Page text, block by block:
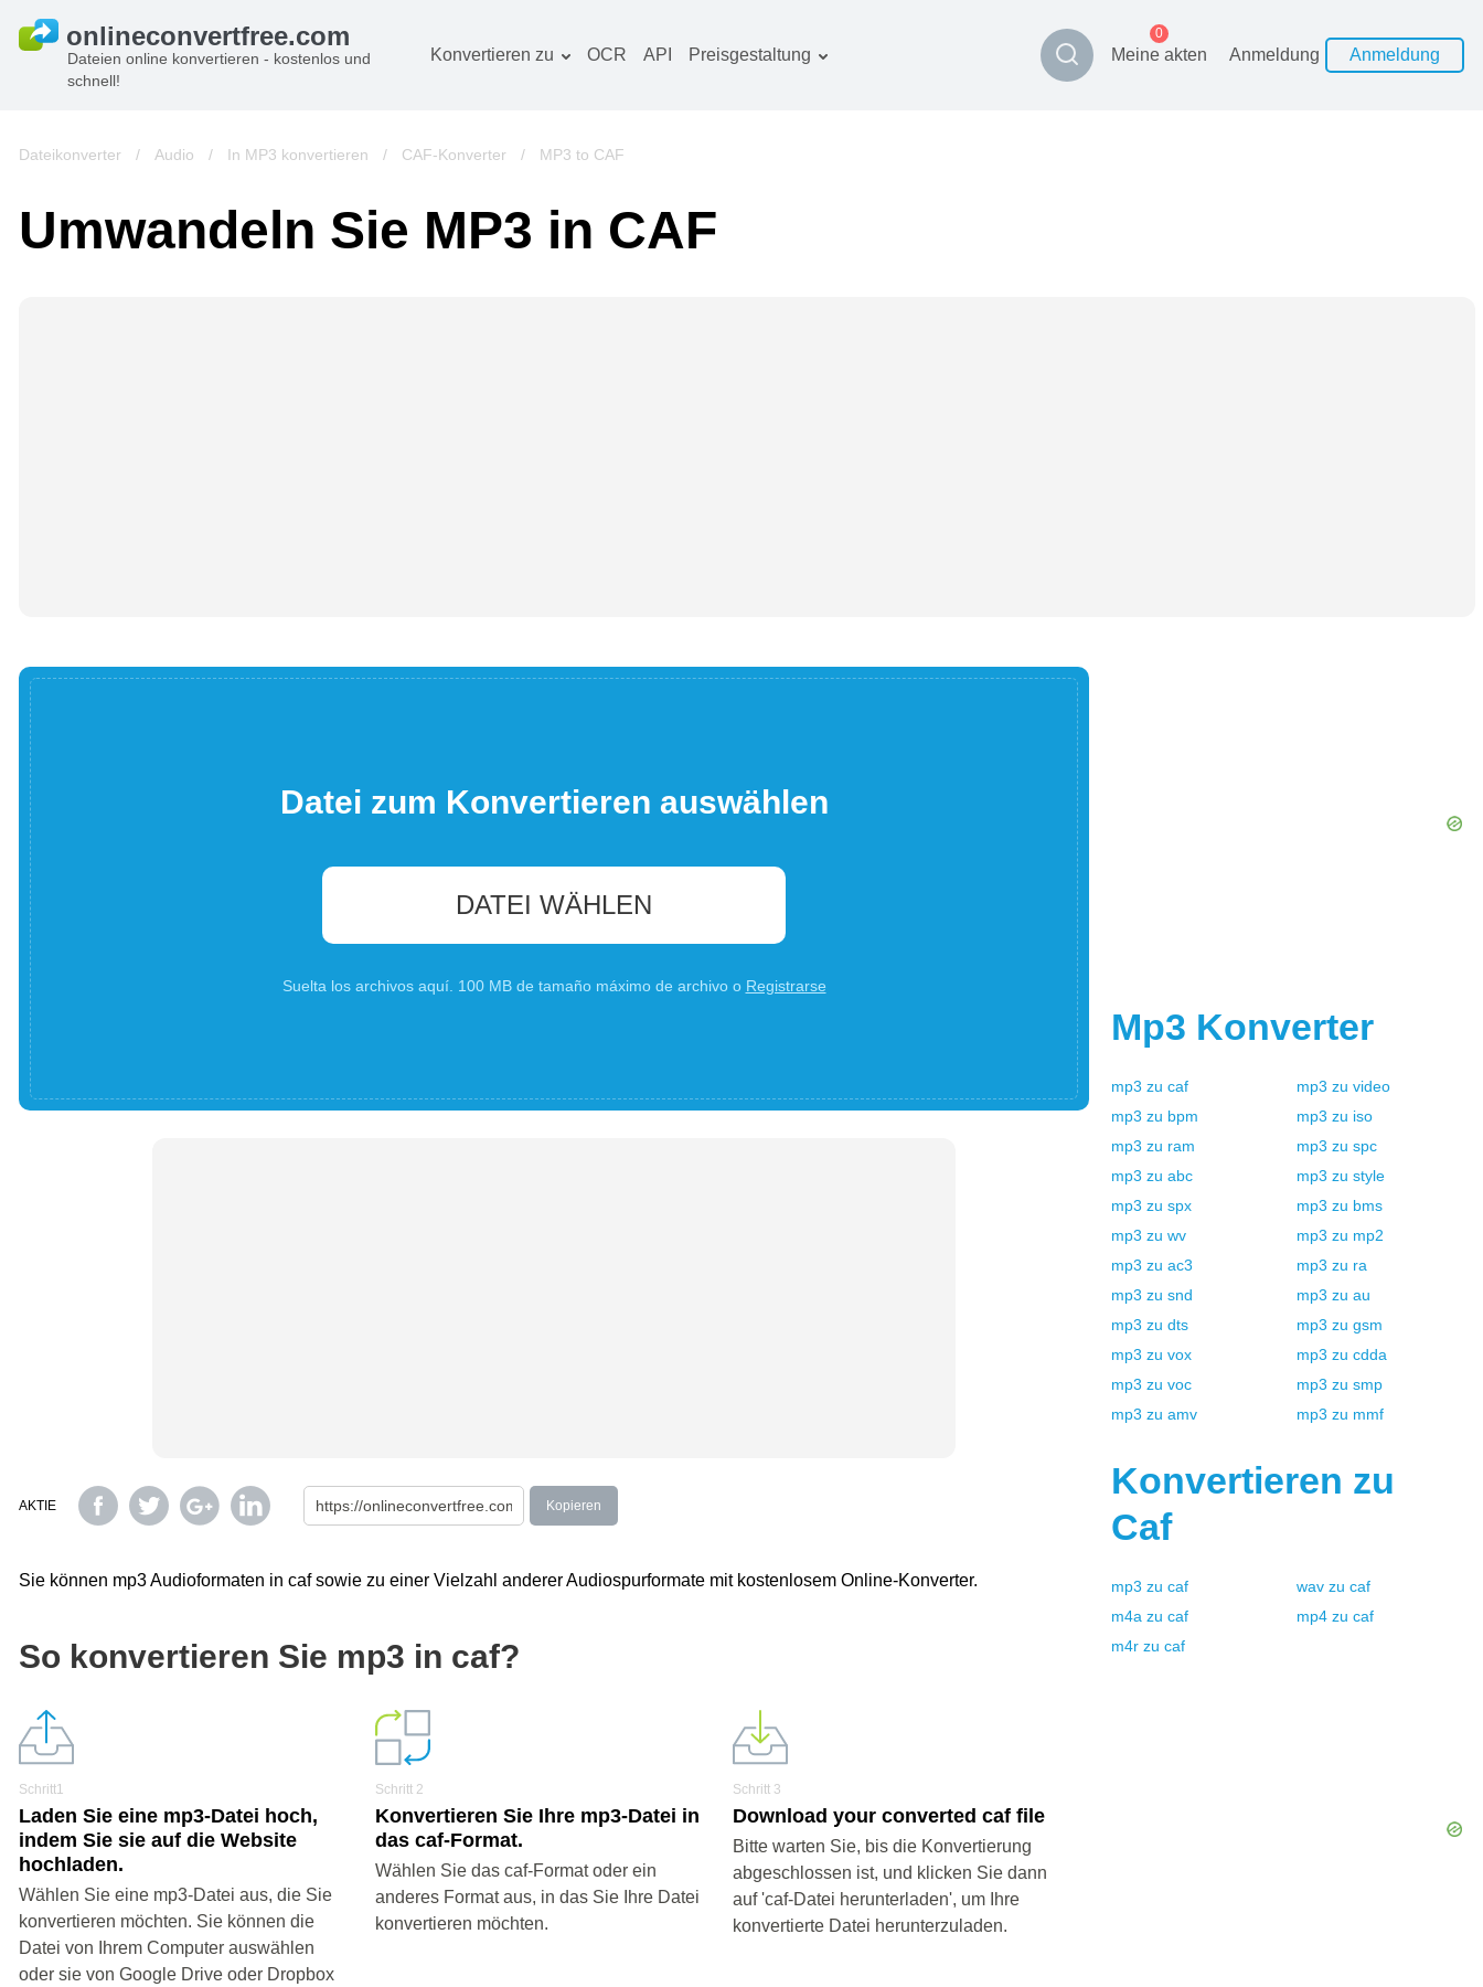
Dateien online konvertieren - kostenlos und
schnell!
Konvertieren zu
Bilderkonverter
Bücherkonverter
OCR API Preisgestaltung Meine akten
0
Anmeldung Anmeldung
Dateikonverter / Audio / In MP3 konvertieren / CAF-Konverter / MP3 to CAF
Umwandeln Sie MP3 in CAF
Datei zum Konvertieren auswählen
DATEI WÄHLEN
Suelta los archivos aquí. 100 MB de tamaño máximo de archivo o Registrarse
AKTIE Kopieren
Sie können mp3 Audioformaten in caf sowie zu einer Vielzahl anderer Audiospurformate mit kostenlosem Online-Konverter.
So konvertieren Sie mp3 in caf?
Schritt1
Laden Sie eine mp3-Datei hoch,
indem Sie sie auf die Website
hochladen.
Wählen Sie eine mp3-Datei aus, die Sie
konvertieren möchten. Sie können die
Datei von Ihrem Computer auswählen
oder sie von Google Drive oder Dropbox
Schritt 2
Konvertieren Sie Ihre mp3-Datei in
das caf-Format.
Wählen Sie das caf-Format oder ein
anderes Format aus, in das Sie Ihre Datei
konvertieren möchten.
Schritt 3
Download your converted caf file
Bitte warten Sie, bis die Konvertierung
abgeschlossen ist, und klicken Sie dann
auf 'caf-Datei herunterladen', um Ihre
konvertierte Datei herunterzuladen.
Mp3 Konverter
mp3 zu caf mp3 zu video
mp3 zu bpm mp3 zu iso
mp3 zu ram mp3 zu spc
mp3 zu abc mp3 zu style
mp3 zu spx mp3 zu bms
mp3 zu wv mp3 zu mp2
mp3 zu ac3 mp3 zu ra
mp3 zu snd mp3 zu au
mp3 zu dts mp3 zu gsm
mp3 zu vox mp3 zu cdda
mp3 zu voc mp3 zu smp
mp3 zu amv mp3 zu mmf
Konvertieren zu
Caf
mp3 zu caf wav zu caf
m4a zu caf mp4 zu caf
m4r zu caf